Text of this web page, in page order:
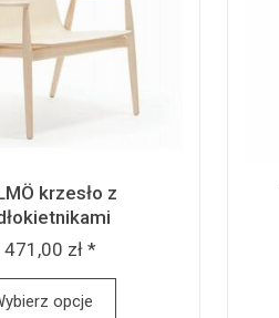
krzesło z
zł *
opcje